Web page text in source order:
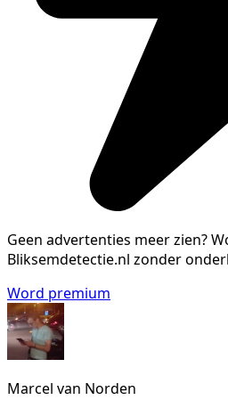
Geen advertenties meer zien?
Bliksemdetectie.nl zonder
Word premium
Marcel van Norden